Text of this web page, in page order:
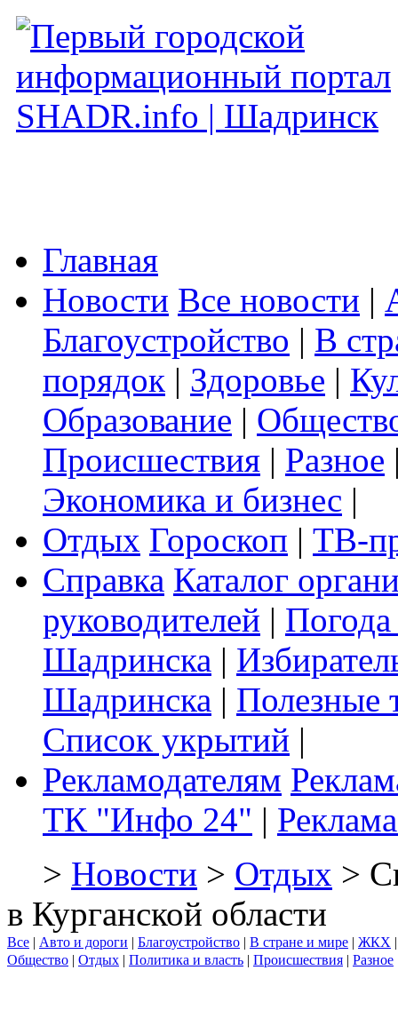
Главная
Новости Все новости |
Благоустройство | В
порядок | Здоровье |
Образование |
Происшествия | Разное
Экономика и бизнес |
Отдых Гороскоп | ТВ-
Справка Каталог
руководителей |
Шадринска |
Шадринска | Полезные
Список укрытий |
Рекламодателям
ТК "Инфо 24" |
> Новости > Отдых >
в Курганской области
Все | Авто и дороги | Благоустройство | В стране и мире | ЖКХ
Общество | Отдых | Политика и власть | Происшествия | Разное